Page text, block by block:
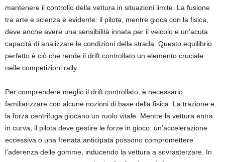
mantenere il controllo della vettura in situazioni limite. La fusione
tra arte e scienza è evidente: il pilota, mentre gioca con la fisica,
deve anche avere una sensibilità innata per il veicolo e un’acuta
capacità di analizzare le condizioni della strada. Questo equilibrio
perfetto è ciò che rende il drift controllato un elemento cruciale
nelle competizioni rally.
Per comprendere meglio il drift controllato, è necessario
familiarizzare con alcune nozioni di base della fisica. La trazione e
la forza centrifuga giocano un ruolo vitale. Mentre la vettura entra
in curva, il pilota deve gestire le forze in gioco: un’accelerazione
eccessiva o una frenata anticipata possono compromettere
l’aderenza delle gomme, inducendo la vettura a sovrasterzare. In